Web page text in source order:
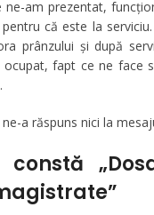
ne-am prezentat,
că este la
prânzului şi după
fapt ce ne face
a răspuns nici la